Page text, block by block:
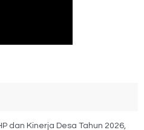
dan Kinerja Desa Tahun 2026,